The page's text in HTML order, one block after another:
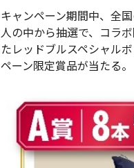
キャンペーン期間中、全
人の中から抽選で、コラ
たレッドブルスペシャル
ペーン限定賞品が当たる。